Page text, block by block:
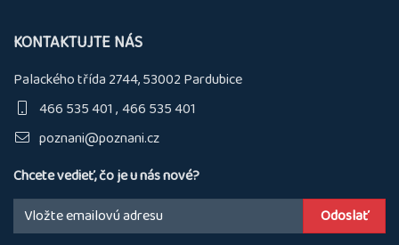
KONTAKTUJTE NÁS
Palackého třída 2744, 53002 Pardubice
466 535 401 466 535 401
poznani@poznani.cz
Chcete vedieť, čo je u nás nové?
Email: